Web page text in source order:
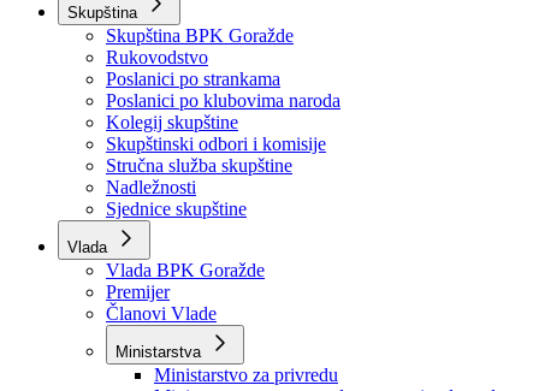
Informacije o gripi H1N1
Korona virus
Skupština
Skupština BPK Goražde
Rukovodstvo
Poslanici po strankama
Poslanici po klubovima naroda
Kolegij skupštine
Skupštinski odbori i komisije
Stručna služba skupštine
Nadležnosti
Sjednice skupštine
Vlada
Vlada BPK Goražde
Premijer
Članovi Vlade